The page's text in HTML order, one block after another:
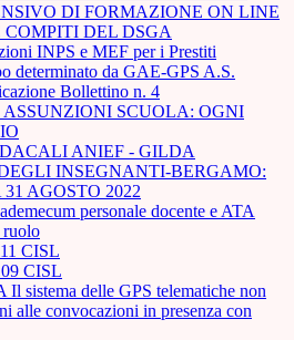
DI FORMAZIONE ON LINE
COMPITI DEL DSGA
INPS e MEF per i Prestiti
determinato da GAE-GPS A.S.
Bollettino n. 4
ASSUNZIONI SCUOLA: OGNI
ANIEF - GILDA
INSEGNANTI-BERGAMO:
AGOSTO 2022
personale docente e ATA
ruolo
CISL
CISL
sistema delle GPS telematiche non
alle convocazioni in presenza con